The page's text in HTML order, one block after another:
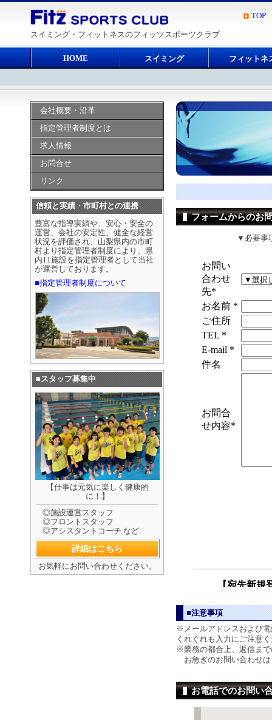
スイミング・フィットネスのフィッツスポーツクラブ
TOP
HOME スイミング フィットネ
フォームからのお
▼必要事
■注意事項
※メールアドレスおよび
くれぐれも入力にご注意
※業務の都合上、返信ま
お急ぎのお問い合わせは
お電話でのお問い
会社概要・沿革
指定管理者制度とは
求人情報
お問合せ
リンク
信頼と実績・市町村との連携
豊富な指導実績や、安心・安全の
運営、会社の安定性、健全な経営
状況を評価され、山梨県内の市町
村より指定管理者制度により、県
内11施設を指定管理者として当社
が運営しております。
■指定管理者制度について
■スタッフ募集中
【仕事は元気に楽しく健康的
に！】
◎施設運営スタッフ
◎フロントスタッフ
◎アシスタントコーチ など
詳細はこちら
お気軽にお問い合わせください。